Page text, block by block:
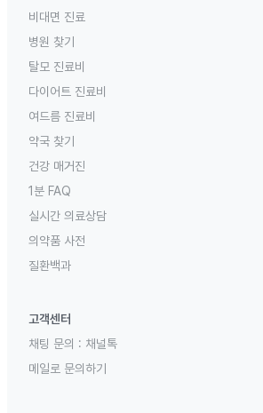
비대면 진료
병원 찾기
탈모 진료비
다이어트 진료비
여드름 진료비
약국 찾기
건강 매거진
1분 FAQ
실시간 의료상담
의약품 사전
질환백과
고객센터
채팅 문의 : 채널톡
메일로 문의하기